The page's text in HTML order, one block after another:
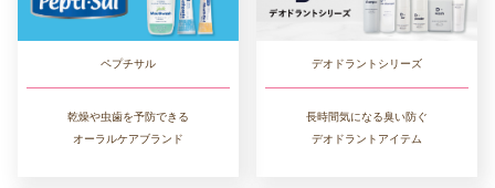
ペプチサル
乾燥や虫歯を予防できる
オーラルケアブランド
デオドラントシリーズ
長時間気になる臭い防ぐ
デオドラントアイテム